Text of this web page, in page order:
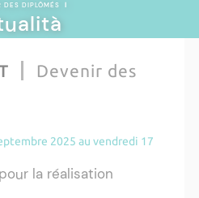
DES DIPLÔMÉS |
Devenir des
2025 au vendredi 17
la réalisation